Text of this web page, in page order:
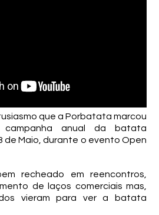
que a Porbatata marcou
anual da batata
de Maio, durante o evento Open
recheado em reencontros,
de laços comerciais mas,
vieram para ver a batata